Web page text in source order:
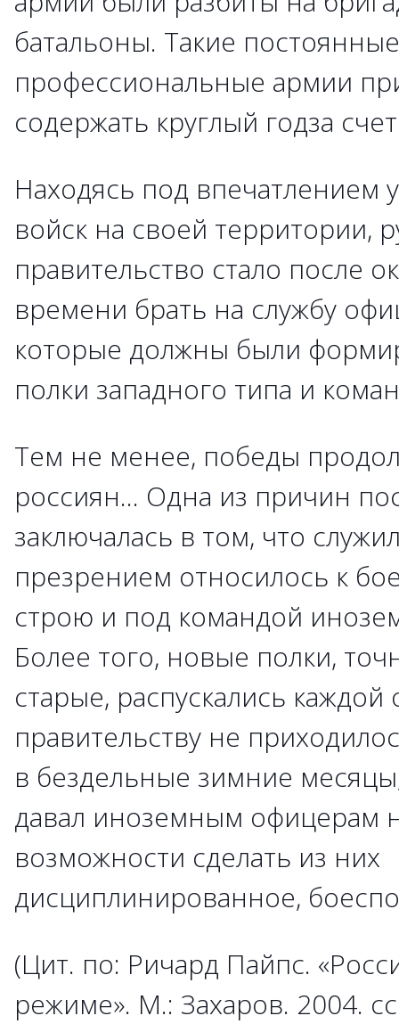
батальоны. Такие постоянные
профессиональные армии
содержать круглый годза
Находясь под впечатлением
войск на своей территории,
правительство стало после
времени брать на службу
которые должны были
полки западного типа и
Тем не менее, победы
россиян... Одна из причин
заключалась в том, что
презрением относилось к
строю и под командой
Более того, новые полки,
старые, распускались
правительству не
в бездельные зимние
давал иноземным офицерам
возможности сделать из них
дисциплинированное,
(Цит. по: Ричард Пайпс.
режиме». М.: Захаров. 2004.